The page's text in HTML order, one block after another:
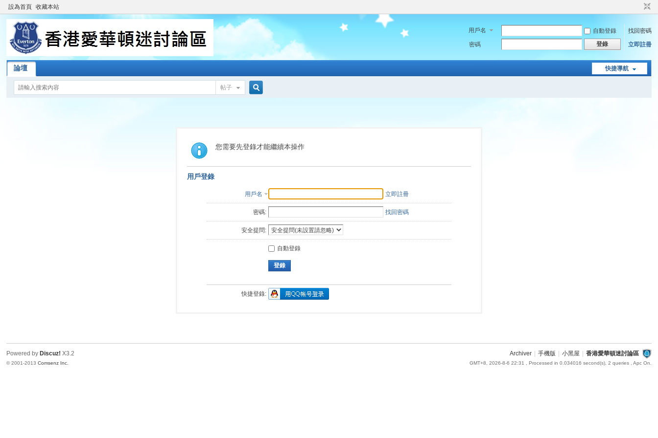
設為首頁 收藏本站
用戶名 自動登錄
找回密碼
密碼
登錄 立即註冊
快捷導航
論壇
帖子
索
您需要先登錄才能繼續本操作
用戶登錄
用戶名 立即註冊
密碼: 找回密碼
安全提問:
自動登錄
登錄
快捷登錄:
Archiver 手機版 小黑屋 香港愛華頓迷討論區
GMT+8, 2026-8-6 22:31 , Processed in 0.034016 second(s), 2 queries , Apc On.
Powered by Discuz! X3.2
© 2001-2013Comsenz Inc.